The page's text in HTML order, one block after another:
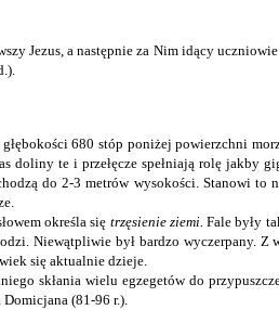
Jezus, a następnie za Nim idący
680 stóp poniżej powierzchni
te i przełęcze spełniają rolę jakby
do 2-3 metrów wysokości. Stanowi to
określa się trzęsienie ziemi.Fale były
Niewątpliwie był bardzo
się aktualnie dzieje.
skłania wielu egzegetów do
Domicjana (81-96 r.).